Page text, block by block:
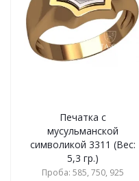
Печатка с
мусульманской
символикой 3311 (Вес:
5,3 гр.)
Проба: 585, 750, 925